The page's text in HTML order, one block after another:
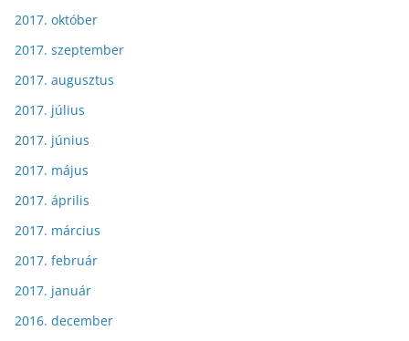
2017. október
2017. szeptember
2017. augusztus
2017. július
2017. június
2017. május
2017. április
2017. március
2017. február
2017. január
2016. december